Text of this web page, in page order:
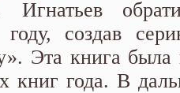
создав
Эта книга была
книг года. В